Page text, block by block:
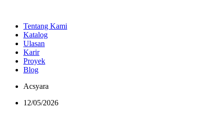
Tentang Kami
Katalog
Ulasan
Karir
Proyek
Blog
Acsyara
12/05/2026